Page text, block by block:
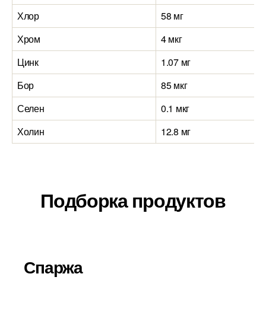
Хлор
58 мг
Хром
4 мкг
Цинк
1.07 мг
Бор
85 мкг
Селен
0.1 мкг
Холин
12.8 мг
Подборка продуктов
Спаржа